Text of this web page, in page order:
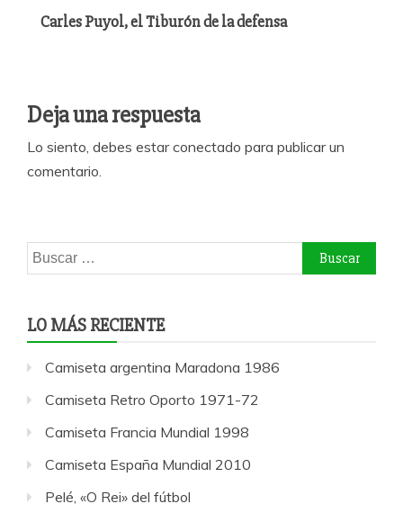
Carles Puyol, el Tiburón de la defensa
Deja una respuesta
Lo siento, debes estarconectado para publicar un
comentario.
Buscar:
LO MÁS RECIENTE
Camiseta argentina Maradona 1986
Camiseta Retro Oporto 1971-72
Camiseta Francia Mundial 1998
Camiseta España Mundial 2010
Pelé, «O Rei» del fútbol